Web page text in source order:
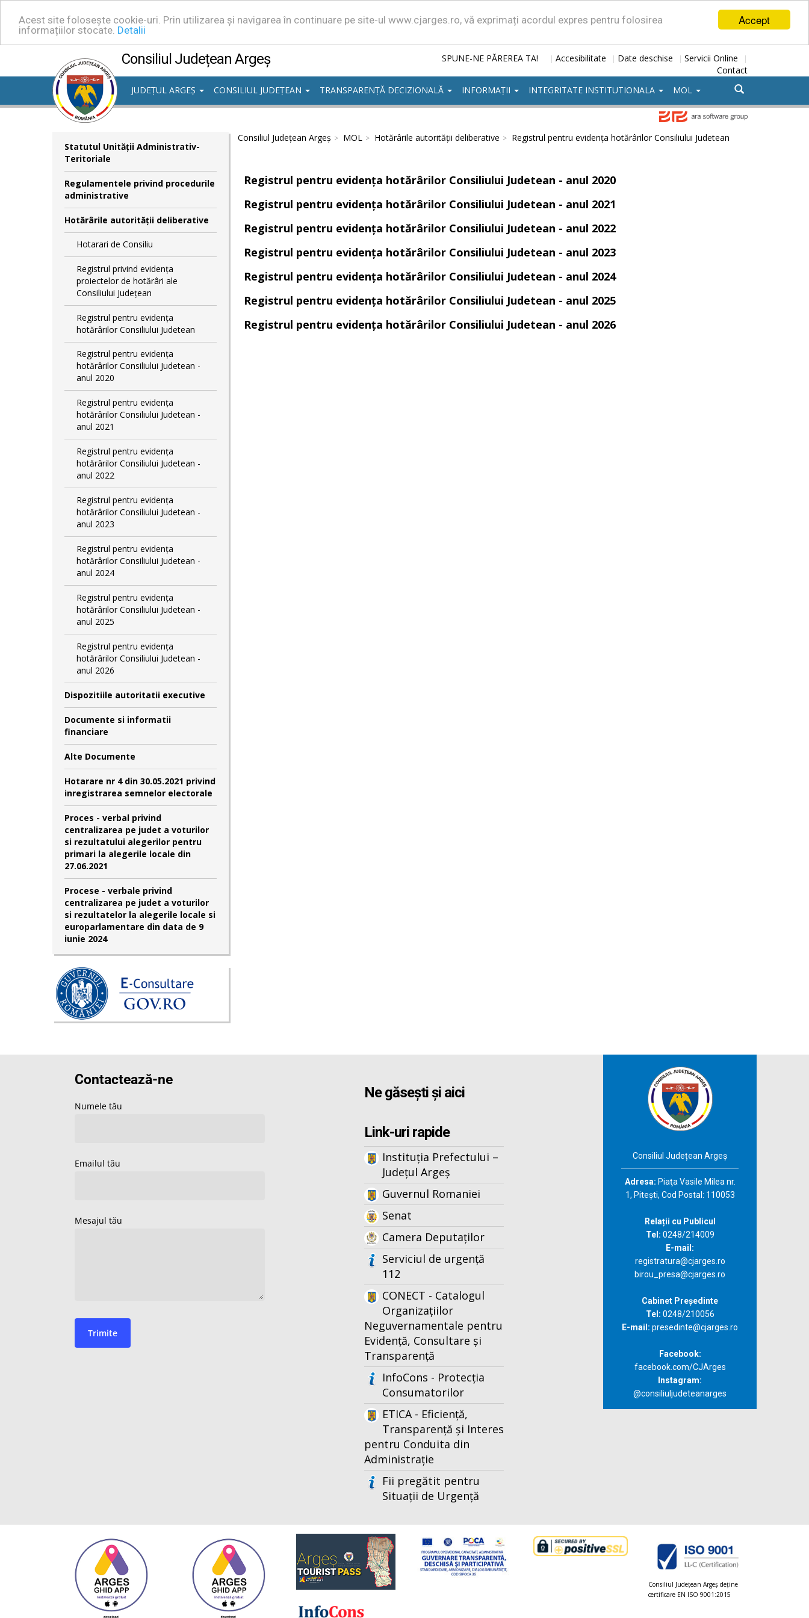
Accept
Acest site folosește cookie-uri. Prin utilizarea și navigarea în continuare pe site-ul www.cjarges.ro, vă exprimați acordul expres pentru folosirea
informațiilor stocate. Detalii
Consiliul Județean Argeș SPUNE-NE PĂREREA TA! | Accesibilitate | Date deschise | Servicii Online |
Contact
JUDEȚUL ARGEȘ
CONSILIUL JUDEȚEAN TRANSPARENȚĂ DECIZIONALĂ INFORMAȚII INTEGRITATE INSTITUTIONALA MOL
Statutul Unităţii Administrativ-
Teritoriale
Regulamentele privind procedurile
administrative
Hotărârile autorităţii deliberative
Hotarari de Consiliu
Registrul privind evidența
proiectelor de hotărâri ale
Consiliului Județean
Registrul pentru evidența
hotărârilor Consiliului Judetean
Registrul pentru evidența
hotărârilor Consiliului Judetean -
anul 2020
Registrul pentru evidența
hotărârilor Consiliului Judetean -
anul 2021
Registrul pentru evidența
hotărârilor Consiliului Judetean -
anul 2022
Registrul pentru evidența
hotărârilor Consiliului Judetean -
anul 2023
Registrul pentru evidența
hotărârilor Consiliului Judetean -
anul 2024
Registrul pentru evidența
hotărârilor Consiliului Judetean -
anul 2025
Registrul pentru evidența
hotărârilor Consiliului Judetean -
anul 2026
Dispozitiile autoritatii executive
Documente si informatii
financiare
Alte Documente
Hotarare nr 4 din 30.05.2021 privind
inregistrarea semnelor electorale
Proces - verbal privind
centralizarea pe judet a voturilor
si rezultatului alegerilor pentru
primari la alegerile locale din
27.06.2021
Procese - verbale privind
centralizarea pe judet a voturilor
si rezultatelor la alegerile locale si
europarlamentare din data de 9
iunie 2024
Consiliul Județean Argeș MOL Hotărârile autorităţii deliberative Registrul pentru evidența hotărârilor Consiliului Judetean
Registrul pentru evidența hotărârilor Consiliului Judetean - anul 2020
Registrul pentru evidența hotărârilor Consiliului Judetean - anul 2021
Registrul pentru evidența hotărârilor Consiliului Judetean - anul 2022
Registrul pentru evidența hotărârilor Consiliului Judetean - anul 2023
Registrul pentru evidența hotărârilor Consiliului Judetean - anul 2024
Registrul pentru evidența hotărârilor Consiliului Judetean - anul 2025
Registrul pentru evidența hotărârilor Consiliului Judetean - anul 2026
Ne găsești și aici
Link-uri rapide
Instituția Prefectului –
Județul Argeș
Guvernul Romaniei
Senat
Camera Deputaților
Serviciul de urgență
112
CONECT - Catalogul
Organizațiilor
Neguvernamentale pentru
Evidență, Consultare și
Transparență
InfoCons - Protecția
Consumatorilor
ETICA - Eficiență,
Transparență și Interes
pentru Conduita din
Administrație
Fii pregătit pentru
Situații de Urgență
Consiliul Județean Argeș
Adresa: Piaţa Vasile Milea nr.
1, Piteşti, Cod Postal: 110053
Relații cu Publicul
Tel: 0248/214009
E-mail:
registratura@cjarges.ro
birou_presa@cjarges.ro
Cabinet Președinte
Tel: 0248/210056
E-mail: presedinte@cjarges.ro
Facebook:
facebook.com/CJArges
Instagram:
@consiliuljudeteanarges
Consiliul Judeţean Argeș deţine
certificare EN ISO 9001:2015